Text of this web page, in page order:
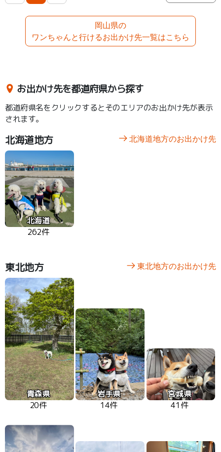
岡山県の
ワンちゃんと行けるお出かけ先一覧はこちら
お出かけ先を都道府県から探す
都道府県名をクリックするとそのエリアのお出かけ先が表示
されます。
北海道地方 北海道地方のお出かけ先
北海道
262件
東北地方 東北地方のお出かけ先
青森県
20件
岩手県
14件
宮城県
41件